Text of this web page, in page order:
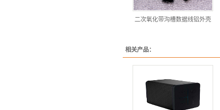
二次氧化带沟槽数据线铝外壳
相关产品：